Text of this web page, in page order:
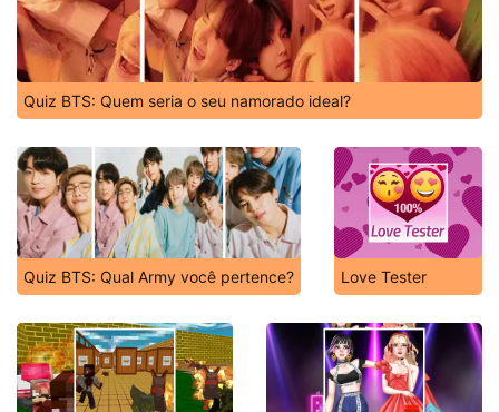
Quiz BTS: Quem seria o seu namorado ideal?
Quiz BTS: Qual Army você pertence? Love Tester